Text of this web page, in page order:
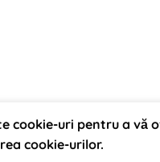
cookie-uri pentru a vă
cookie-urilor.